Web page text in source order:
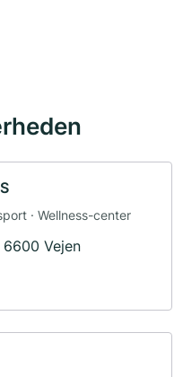
· Wellness-center
6600 Vejen